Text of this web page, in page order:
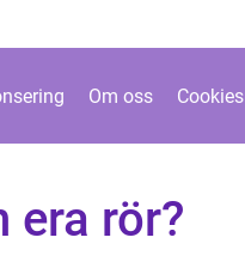
Om oss Cookies
era rör?